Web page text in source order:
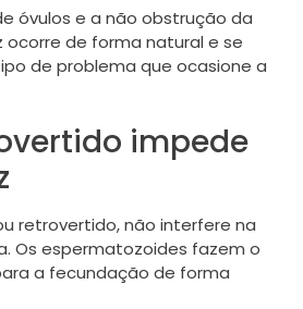
óvulos e a não obstrução da
ocorre de forma natural e se
de problema que ocasione a
impede
retrovertido, não interfere na
Os espermatozoides fazem o
a fecundação de forma